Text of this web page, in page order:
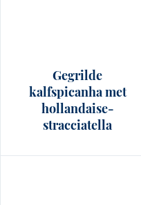
Gegrilde
kalfspicanha met
hollandaise-
stracciatella